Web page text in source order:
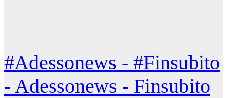
#Adessonews - #Finsubito
- Adessonews - Finsubito